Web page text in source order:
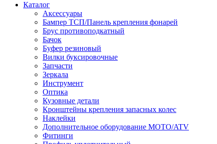
Каталог
Аксессуары
Бампер ТСП/Панель крепления фонарей
Брус противоподкатный
Бачок
Буфер резиновый
Вилки буксировочные
Запчасти
Зеркала
Инструмент
Оптика
Кузовные детали
Кронштейны крепления запасных колес
Наклейки
Дополнительное оборудование MOTO/ATV
Фитинги